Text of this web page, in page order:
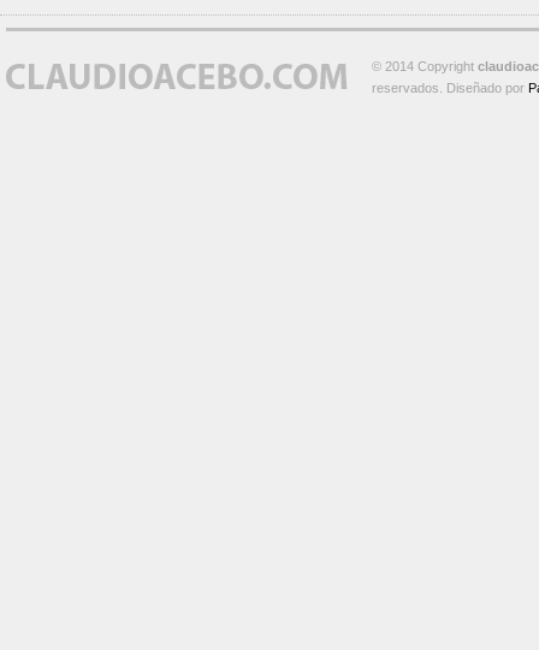
© 2014 Copyright
reservados. Diseñado por